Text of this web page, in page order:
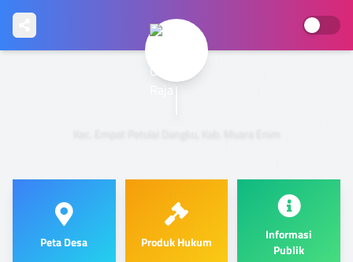
Peta Desa Produk Hukum
Informasi
Publik